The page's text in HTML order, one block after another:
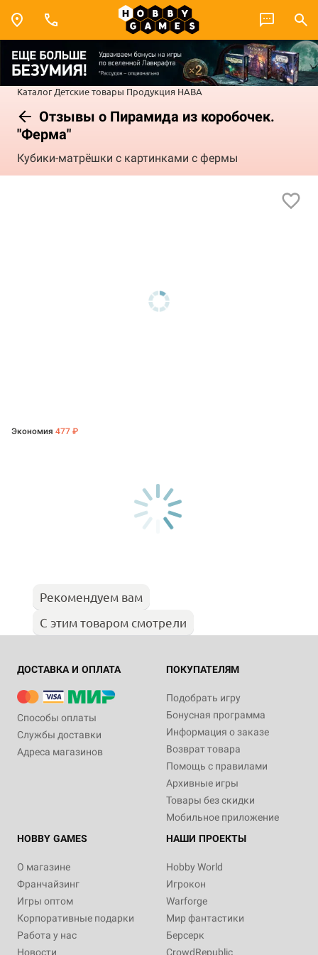
Каталог Детские товары Продукция HABA
Отзывы о Пирамида из коробочек.
"Ферма"
Кубики-матрёшки с картинками с фермы
Экономия 477 ₽
Рекомендуем вам
С этим товаром смотрели
ДОСТАВКА И ОПЛАТА
Способы оплаты
Службы доставки
Адреса магазинов
ПОКУПАТЕЛЯМ
Подобрать игру
Бонусная программа
Информация о заказе
Возврат товара
Помощь с правилами
Архивные игры
Товары без скидки
Мобильное приложение
HOBBY GAMES
О магазине
Франчайзинг
Игры оптом
Корпоративные подарки
Работа у нас
Новости
НАШИ ПРОЕКТЫ
Hobby World
Игрокон
Warforge
Мир фантастики
Берсерк
CrowdRepublic